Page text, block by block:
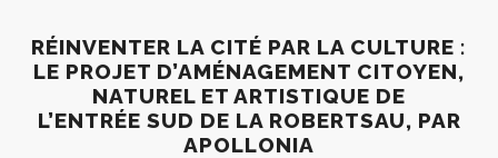
RÉINVENTER LA CITÉ PAR LA CULTURE :
LE PROJET D’AMÉNAGEMENT CITOYEN,
NATUREL ET ARTISTIQUE DE
L’ENTRÉE SUD DE LA ROBERTSAU, PAR
APOLLONIA